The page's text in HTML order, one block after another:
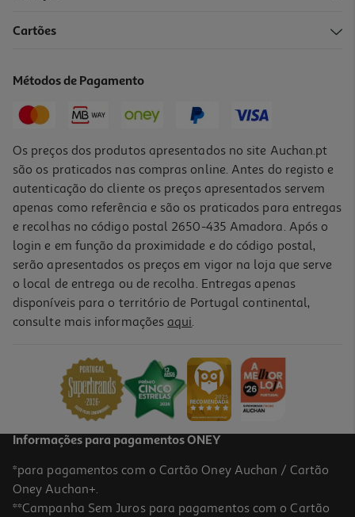
Cartões
Métodos de Pagamento
Os preços dos produtos apresentados no site Auchan.pt
são os praticados nas compras online. Antes do registo e
autenticação do cliente os preços apresentados servem
apenas como referência e são os praticados para entregas
e recolhas no código postal 2650-435 Amadora. Após o
login e em função da proximidade e do código postal,
serão apresentados os preços em vigor na loja que serve
o local de entrega ou de recolha. Entregas apenas
disponíveis para o território de Portugal continental,
consulte mais informações aqui.
Informações para pagamentos ONEY
*para pagamentos com o Cartão Oney Auchan / Cartão
Oney Auchan+.
**Campanha Sem Juros para pagamentos com o Cartão